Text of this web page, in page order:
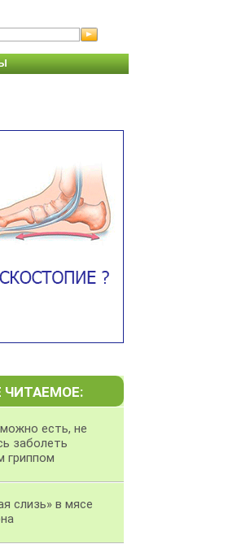
ЧИТАЕМОЕ:
есть, не
заболеть
гриппом
слизь» в мясе